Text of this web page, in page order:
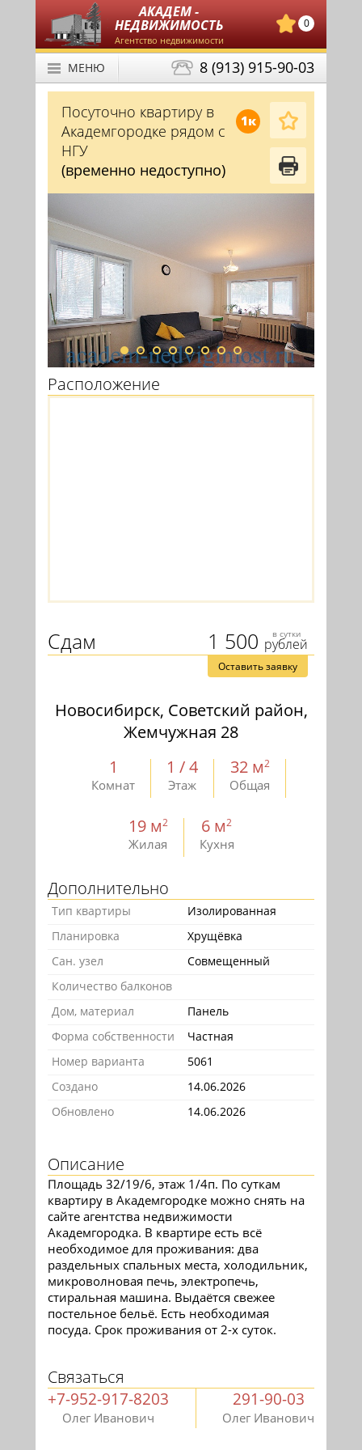
АКАДЕМ -
НЕДВИЖИМОСТЬ
Агентство недвижимости
0
8 (913) 915-90-03
МЕНЮ
1к
Посуточно квартиру в
Академгородке рядом с
НГУ
(временно недоступно)
Расположение
1 500 в сутки
рублей
Сдам
Оставить заявку
Новосибирск, Советский район,
Жемчужная 28
1
Комнат
1 / 4
Этаж
32 м2
Общая
19 м2
Жилая
6 м2
Кухня
Дополнительно
Тип квартиры
Изолированная
Планировка
Хрущёвка
Сан. узел
Совмещенный
Количество балконов
Дом, материал
Панель
Форма собственности
Частная
Номер варианта
5061
Создано
14.06.2026
Обновлено
14.06.2026
Описание
Площадь 32/19/6, этаж 1/4п. По суткам
квартиру в Академгородке можно снять на
сайте агентства недвижимости
Академгородка. В квартире есть всё
необходимое для проживания: два
раздельных спальных места, холодильник,
микроволновая печь, электропечь,
стиральная машина. Выдаётся свежее
постельное бельё. Есть необходимая
посуда. Срок проживания от 2-х суток.
Связаться
+7-952-917-8203
Олег Иванович
291-90-03
Олег Иванович